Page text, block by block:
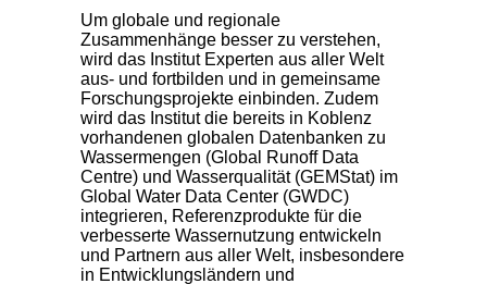
Um globale und regionale
Zusammenhänge besser zu verstehen,
wird das Institut Experten aus aller Welt
aus- und fortbilden und in gemeinsame
Forschungsprojekte einbinden. Zudem
wird das Institut die bereits in Koblenz
vorhandenen globalen Datenbanken zu
Wassermengen (Global Runoff Data
Centre) und Wasserqualität (GEMStat) im
Global Water Data Center (GWDC)
integrieren, Referenzprodukte für die
verbesserte Wassernutzung entwickeln
und Partnern aus aller Welt, insbesondere
in Entwicklungsländern und